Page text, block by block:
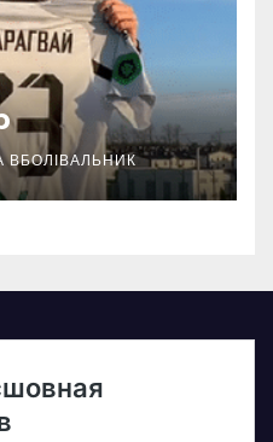
ВБОЛІВАЛЬНИК